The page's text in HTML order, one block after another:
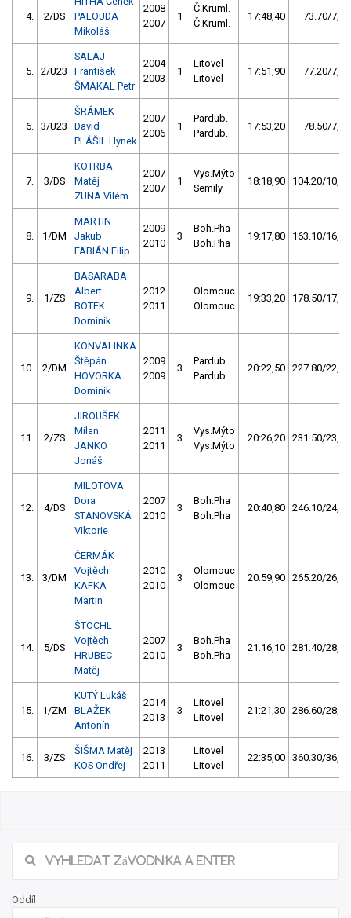
4. 2/DS
PALOUDA
Mikoláš
2008
2007
1
Č.Kruml.
Č.Kruml.
17:48,40 73.70/7,4
5. 2/U23
SALAJ
František
ŠMAKAL Petr
2004
2003
1
Litovel
Litovel
17:51,90 77.20/7,8
6. 3/U23
ŠRÁMEK
David
PLÁŠIL Hynek
2007
2006
1
Pardub.
Pardub.
17:53,20 78.50/7,9
7. 3/DS
KOTRBA
Matěj
ZUNA Vilém
2007
2007
1
Vys.Mýto
Semily
18:18,90 104.20/10,5
8. 1/DM
MARTIN
Jakub
FABIÁN Filip
2009
2010
3
Boh.Pha
Boh.Pha
19:17,80 163.10/16,4
9. 1/ZS
BASARABA
Albert
BOTEK
Dominik
2012
2011
Olomouc
Olomouc
19:33,20 178.50/17,9
10. 2/DM
KONVALINKA
Štěpán
HOVORKA
Dominik
2009
2009
3
Pardub.
Pardub.
20:22,50 227.80/22,9
11. 2/ZS
JIROUŠEK
Milan
JANKO
Jonáš
2011
2011
3
Vys.Mýto
Vys.Mýto
20:26,20 231.50/23,3
12. 4/DS
MILOTOVÁ
Dora
STANOVSKÁ
Viktorie
2007
2010
3
Boh.Pha
Boh.Pha
20:40,80 246.10/24,7
13. 3/DM
ČERMÁK
Vojtěch
KAFKA
Martin
2010
2010
3
Olomouc
Olomouc
20:59,90 265.20/26,7
14. 5/DS
ŠTOCHL
Vojtěch
HRUBEC
Matěj
2007
2010
3
Boh.Pha
Boh.Pha
21:16,10 281.40/28,3
15. 1/ZM
KUTÝ Lukáš
BLAŽEK
Antonín
2014
2013
3
Litovel
Litovel
21:21,30 286.60/28,8
16. 3/ZS
ŠIŠMA Matěj
KOS Ondřej
2013
2011
Litovel
Litovel
22:35,00 360.30/36,2
Oddíl